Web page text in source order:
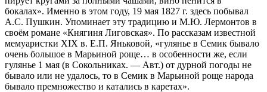
бокалах». Именно в этом году, 19 мая 1827 г. здесь побывал
А.С. Пушкин. Упоминает эту традицию и М.Ю. Лермонтов в
своём романе «Княгиня Лиговская». По рассказам известной
мемуаристки XIX в. Е.П. Яньковой, «гулянье в Семик бывало
очень большое в Марьиной роще… в особенности же, если
гулянье 1 мая (в Сокольниках. — Авт.) от дурной погоды не
бывало или не удалось, то в Семик в Марьиной роще народа
бывало премножество и катались в каретах».